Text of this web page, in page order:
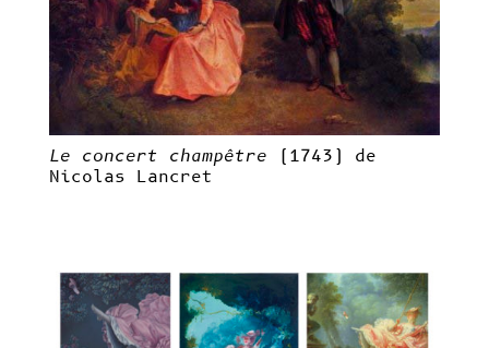
Le concert champêtre (1743) de
Nicolas Lancret